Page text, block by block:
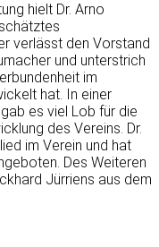
hielt Dr. Arno
verlässt den Vorstand
und unterstrich
im
hat. In einer
es viel Lob für die
des Vereins. Dr.
im Verein und hat
Des Weiteren
Jürriens aus dem